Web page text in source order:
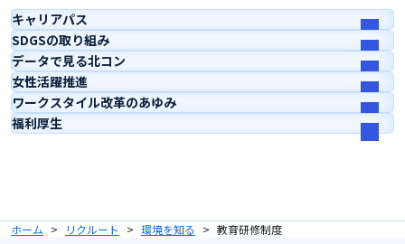
キャリアパス
SDGSの取り組み
データで見る北コン
女性活躍推進
ワークスタイル改革のあゆみ
福利厚生
ホーム リクルート 環境を知る 教育研修制度